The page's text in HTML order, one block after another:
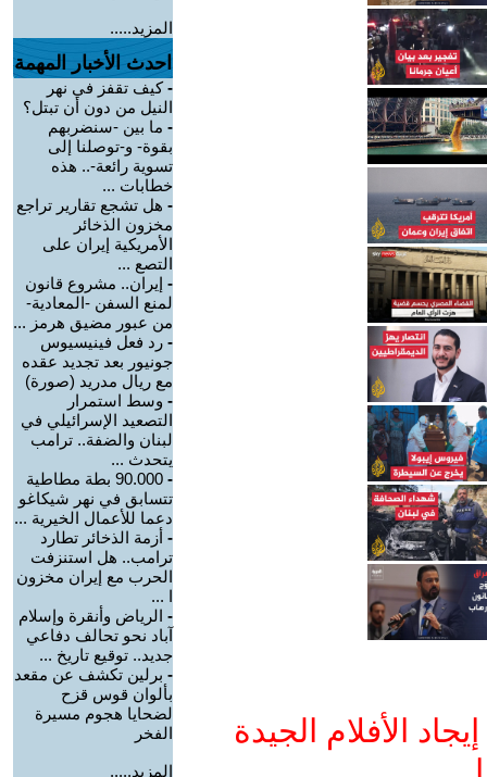
الأفلام الجيدة
المزيد.....
احدث الأخبار المهمة
-كيف تقفز في نهر
النيل من دون أن تبتل؟
- ما بين -سنضربهم
بقوة- و-توصلنا إلى
تسوية رائعة-.. هذه
خطابات ...
- هل تشجع تقارير تراجع
مخزون الذخائر
الأمريكية إيران على
التصع ...
- إيران.. مشروع قانون
لمنع السفن -المعادية-
من عبور مضيق هرمز ...
- رد فعل فينيسيوس
جونيور بعد تجديد عقده
مع ريال مدريد (صورة)
- وسط استمرار
التصعيد الإسرائيلي في
لبنان والضفة.. ترامب
يتحدث ...
-
90.000 بطة مطاطية
تتسابق في نهر شيكاغو
دعما للأعمال الخيرية ...
- أزمة الذخائر تطارد
ترامب.. هل استنزفت
الحرب مع إيران مخزون
ا ...
- الرياض وأنقرة وإسلام
آباد نحو تحالف دفاعي
جديد.. توقيع تاريخ ...
- برلين تكشف عن مقعد
بألوان قوس قزح
لضحايا هجوم مسيرة
الفخر
المزيد.....